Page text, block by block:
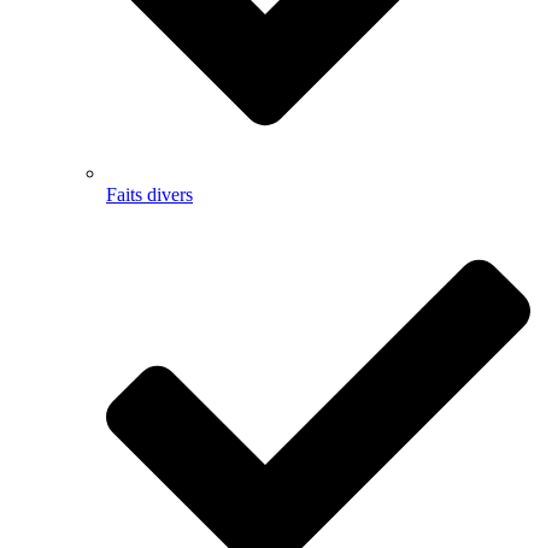
Faits divers